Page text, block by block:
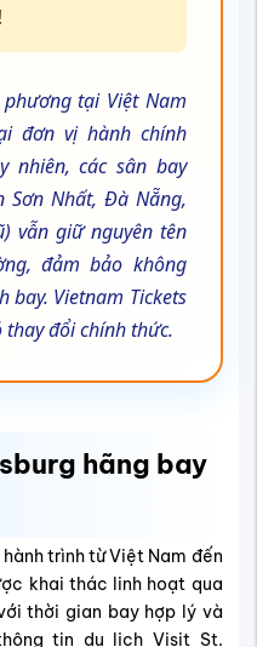
tại Việt Nam
đơn vị hành chính
nhiên, các sân bay
Sơn Nhất, Đà Nẵng,
vẫn giữ nguyên tên
đảm bảo không
bay. Vietnam Tickets
thay đổi chính thức.
hãng bay
trình từ Việt Nam đến
khai thác linh hoạt qua
thời gian bay hợp lý và
tin du lịch Visit St.